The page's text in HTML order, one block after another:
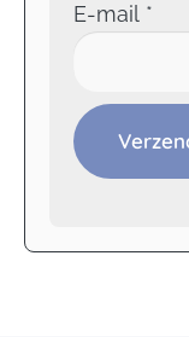
E-mail *